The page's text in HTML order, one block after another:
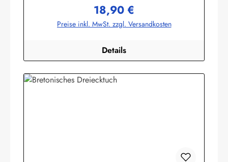
GmbHHeglitzer Str. 1226409 Wittmundinfo@modas-
bekleidung.de
Regulärer Preis:
18,90 €
Preise inkl. MwSt. zzgl. Versandkosten
Details